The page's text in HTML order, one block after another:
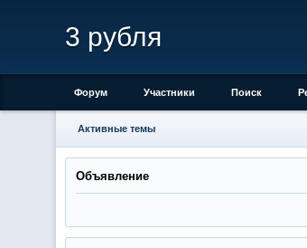
3 рубля
Форум Участники Поиск
Активные темы
Объявление